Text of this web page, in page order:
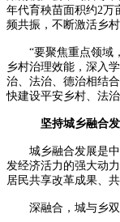
年代育秧苗面积约2万
频共振，不断激活乡
“要聚焦重点领域，
乡村治理效能，深入
治、法治、德治相结
快建设平安乡村、法
坚持城乡融合
城乡融合发展是中
发经济活力的强大动
居民共享改革成果、
深融合，城与乡双